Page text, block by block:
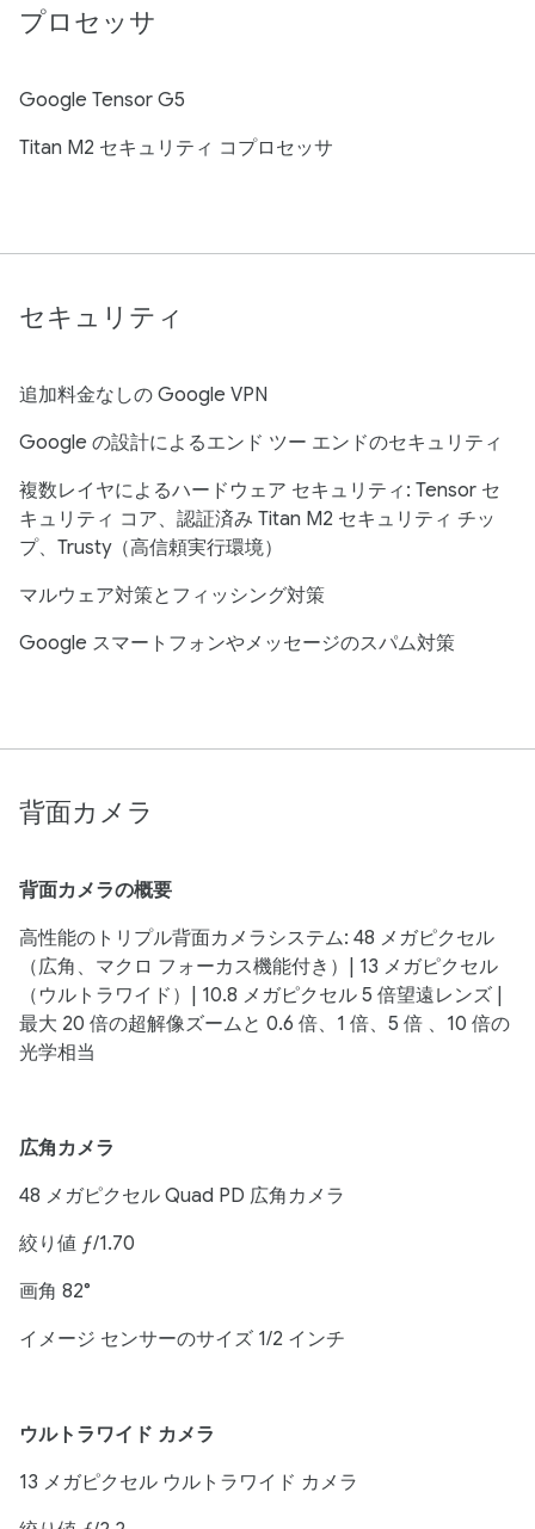
プロセッサ
Google Tensor G5
Titan M2 セキュリティ コプロセッサ
セキュリティ
追加料金なしの Google VPN
Google の設計によるエンド ツー エンドのセキュリティ
複数レイヤによるハードウェア セキュリティ: Tensor セ
キュリティ コア、認証済み Titan M2 セキュリティ チッ
プ、Trusty（高信頼実行環境）
マルウェア対策とフィッシング対策
Google スマートフォンやメッセージのスパム対策
背面カメラ
背面カメラの概要
高性能のトリプル背面カメラシステム: 48 メガピクセル
（広角、マクロ フォーカス機能付き）| 13 メガピクセル
（ウルトラワイド）| 10.8 メガピクセル 5 倍望遠レンズ |
最大 20 倍の超解像ズームと 0.6 倍、1 倍、5 倍 、10 倍の
光学相当
広角カメラ
48 メガピクセル Quad PD 広角カメラ
絞り値 ƒ/1.70
画角 82°
イメージ センサーのサイズ 1/2 インチ
ウルトラワイド カメラ
13 メガピクセル ウルトラワイド カメラ